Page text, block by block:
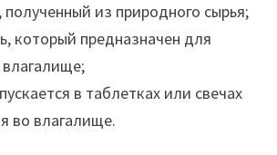
полученный из природного сырья;
который предназначен для
в таблетках или свечах
во влагалище.